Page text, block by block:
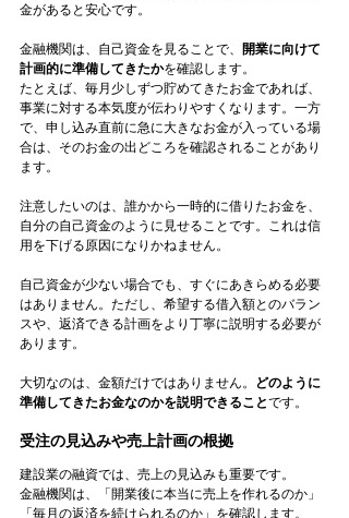
金があると安心です。
金融機関は、自己資金を見ることで、 開業に向けて
計画的に準備してきたかを確認します。
たとえば、毎月少しずつ貯めてきたお金であれば、
事業に対する本気度が伝わりやすくなります。一方
で、申し込み直前に急に大きなお金が入っている場
合は、そのお金の出どころを確認されることがあり
ます。
注意したいのは、誰かから一時的に借りたお金を、
自分の自己資金のように見せることです。これは信
用を下げる原因になりかねません。
自己資金が少ない場合でも、すぐにあきらめる必要
はありません。ただし、希望する借入額とのバラン
スや、返済できる計画をより丁寧に説明する必要が
あります。
大切なのは、金額だけではありません。
どのように
準備してきたお金なのかを説明できることです。
受注の見込みや売上計画の根拠
建設業の融資では、売上の見込みも重要です。
金融機関は、「開業後に本当に売上を作れるのか」
「毎月の返済を続けられるのか」を確認します。